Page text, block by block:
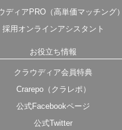
ディアPRO（高単価マッチング）
採用オンラインアシスタント
お役立ち情報
クラウディア会員特典
Crarepo（クラレポ）
公式Facebookページ
公式Twitter